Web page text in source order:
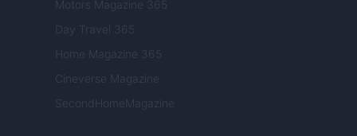
Motors Magazine 365
Day Travel 365
Home Magazine 365
Cineverse Magazine
SecondHomeMagazine